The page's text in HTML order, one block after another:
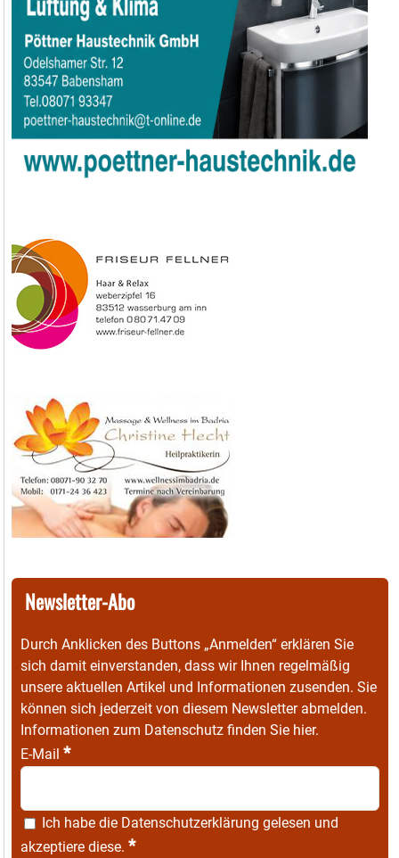
Newsletter-Abo
Durch Anklicken des Buttons „Anmelden“ erklären Sie
sich damit einverstanden, dass wir Ihnen regelmäßig
unsere aktuellen Artikel und Informationen zusenden. Sie
können sich jederzeit von diesem Newsletter abmelden.
Informationen zum Datenschutz finden Sie hier.
E-Mail *
Ich habe die Datenschutzerklärung gelesen und
akzeptiere diese. *